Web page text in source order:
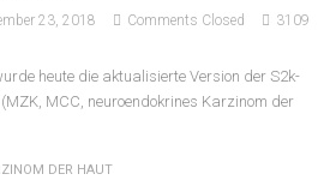
23, 2018 Comments Closed
3109
heute die aktualisierte Version der S2k-
MCC, neuroendokrines Karzinom der
DER HAUT